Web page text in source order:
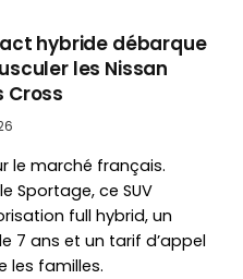
hybride débarque
les Nissan
Cross
le marché français.
Sportage, ce SUV
full hybrid, un
7 ans et un tarif d’appel
les familles.